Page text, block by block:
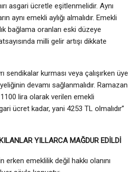
asgari ücretle eşitlenmelidir. Aynı
aynı emekli aylığı almalıdır. Emekli
bağlama oranları eski düzeye
milli gelir artışı dikkate
sendikalar kurması veya çalışırken üye
devamı sağlanmalıdır. Ramazan
lira olarak verilen emekli
ücret kadar, yani 4253 TL olmalıdır”
YILLARCA MAĞDUR EDİLDİ
erken emeklilik değil hakkı olanını